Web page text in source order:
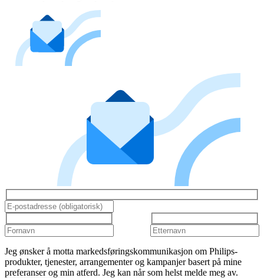
Jeg ønsker å motta markedsføringskommunikasjon om Philips-
produkter, tjenester, arrangementer og kampanjer basert på mine
preferanser og min atferd. Jeg kan når som helst melde meg av.